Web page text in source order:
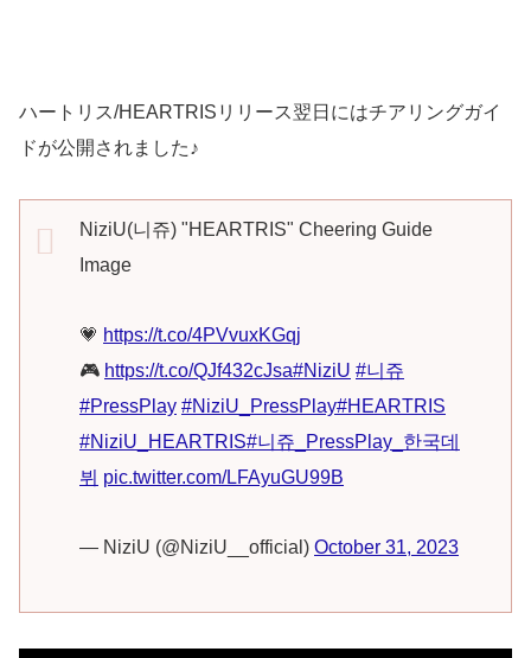
ハートリス/HEARTRISリリース翌日にはチアリングガイ
ドが公開されました♪
NiziU(니쥬) "HEARTRIS" Cheering Guide
Image
💗 https://t.co/4PVvuxKGqj
🎮 https://t.co/QJf432cJsa#NiziU #니쥬
#PressPlay #NiziU_PressPlay#HEARTRIS
#NiziU_HEARTRIS#니쥬_PressPlay_한국데
뷔 pic.twitter.com/LFAyuGU99B
— NiziU (@NiziU__official) October 31, 2023